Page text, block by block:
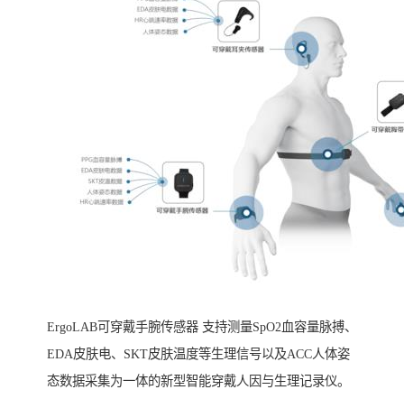
ErgoLAB可穿戴手腕传感器 支持测量SpO2血容量脉搏、
EDA皮肤电、SKT皮肤温度等生理信号以及ACC人体姿
态数据采集为一体的新型智能穿戴人因与生理记录仪。